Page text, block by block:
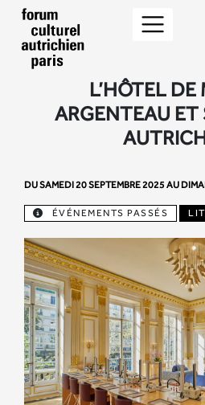
L’HÔTEL DE
ARGENTEAU ET
DU SAMEDI 20 SEPTEMBRE 2025 AU
ÉVÉNEMENTS PASSÉS